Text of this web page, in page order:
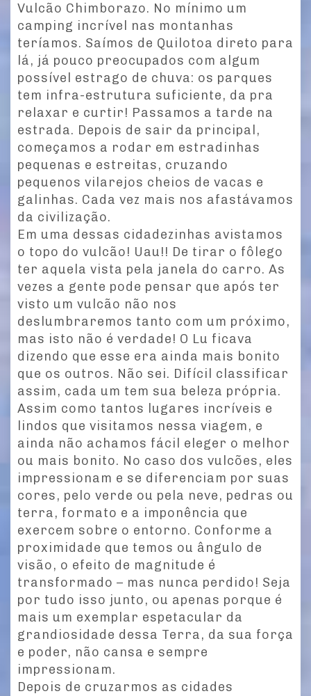
Vulcão Chimborazo. No mínimo um
camping incrível nas montanhas
teríamos. Saímos de Quilotoa direto para
lá, já pouco preocupados com algum
possível estrago de chuva: os parques
tem infra-estrutura suficiente, da pra
relaxar e curtir! Passamos a tarde na
estrada. Depois de sair da principal,
começamos a rodar em estradinhas
pequenas e estreitas, cruzando
pequenos vilarejos cheios de vacas e
galinhas. Cada vez mais nos afastávamos
da civilização.
Em uma dessas cidadezinhas avistamos
o topo do vulcão! Uau!! De tirar o fôlego
ter aquela vista pela janela do carro. As
vezes a gente pode pensar que após ter
visto um vulcão não nos
deslumbraremos tanto com um próximo,
mas isto não é verdade! O Lu ficava
dizendo que esse era ainda mais bonito
que os outros. Não sei. Difícil classificar
assim, cada um tem sua beleza própria.
Assim como tantos lugares incríveis e
lindos que visitamos nessa viagem, e
ainda não achamos fácil eleger o melhor
ou mais bonito. No caso dos vulcões, eles
impressionam e se diferenciam por suas
cores, pelo verde ou pela neve, pedras ou
terra, formato e a imponência que
exercem sobre o entorno. Conforme a
proximidade que temos ou ângulo de
visão, o efeito de magnitude é
transformado – mas nunca perdido! Seja
por tudo isso junto, ou apenas porque é
mais um exemplar espetacular da
grandiosidade dessa Terra, da sua força
e poder, não cansa e sempre
impressionam.
Depois de cruzarmos as cidades